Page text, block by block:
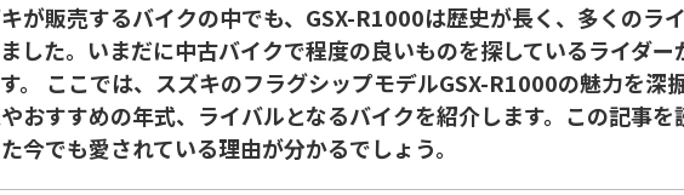
が販売するバイクの中でも、GSX-R1000は歴史が長く、多くのラ
した。いまだに中古バイクで程度の良いものを探しているライダー
。 ここでは、スズキのフラグシップモデルGSX-R1000の魅力を深
おすすめの年式、ライバルとなるバイクを紹介します。この記事を
今でも愛されている理由が分かるでしょう。